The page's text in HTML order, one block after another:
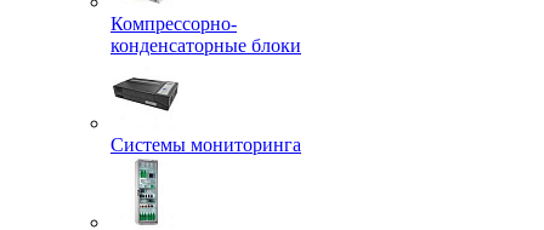
Компрессорно-
конденсаторные блоки
Системы мониторинга